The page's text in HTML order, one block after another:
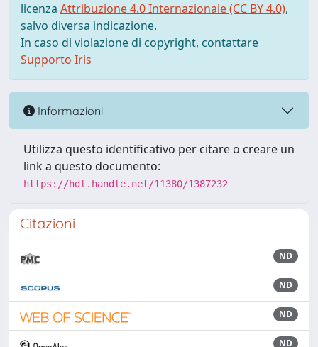
licenza Attribuzione 4.0 Internazionale (CC BY 4.0),
salvo diversa indicazione.
In caso di violazione di copyright, contattare
Supporto Iris
Informazioni
Utilizza questo identificativo per citare o creare un
link a questo documento:
https://hdl.handle.net/11380/1387232
Citazioni
ND
ND
ND
ND